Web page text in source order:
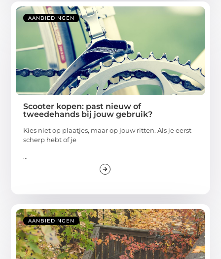
AANBIEDINGEN
Scooter kopen: past nieuw of
tweedehands bij jouw gebruik?
Kies niet op plaatjes, maar op jouw ritten. Als je eerst
scherp hebt of je
...
AANBIEDINGEN